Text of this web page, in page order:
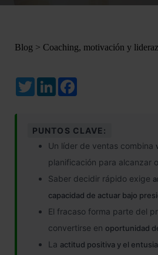
Blog > Coaching, motivación y
TwitterLinkedIn
PUNTOS CLAVE:
Un líder de ventas combina
planificación para alcanzar
Saber decidir rápido exige
capacidad de actuar bajo
El fracaso forma parte del
convertirse en oportunidad
La actitud positiva y el